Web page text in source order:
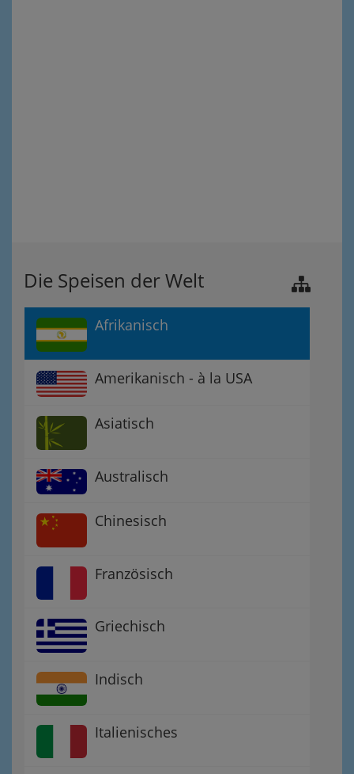
Die Speisen der Welt
Afrikanisch
Amerikanisch - à la USA
Asiatisch
Australisch
Chinesisch
Französisch
Griechisch
Indisch
Italienisches